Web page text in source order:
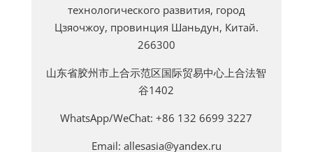
технологического развития, город
Цзяочжоу, провинция Шаньдун, Китай.
266300
山东省胶州市上合示范区国际贸易中心上合法智
谷1402
WhatsApp/WeChat: +86 132 6699 3227
Email: allesasia@yandex.ru